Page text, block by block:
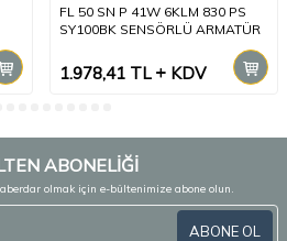
FL 50 SN P 41W 6KLM 830 PS
SY100BK SENSÖRLÜ ARMATÜR
1.978,41TL KDV
ABONELİĞİ
olmak için e-bültenimize abone olun.
ABONE OL